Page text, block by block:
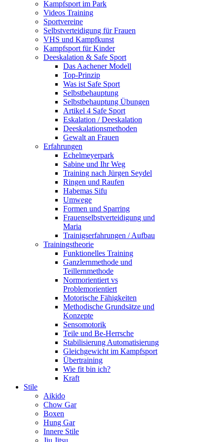
Kampfsport im Park
Videos Training
Sportvereine
Selbstverteidigung für Frauen
VHS und Kampfkunst
Kampfsport für Kinder
Deeskalation & Safe Sport
Das Aachener Modell
Top-Prinzip
Was ist Safe Sport
Selbstbehauptung
Selbstbehauptung Übungen
Artikel 4 Safe Sport
Eskalation / Deeskalation
Deeskalationsmethoden
Gewalt an Frauen
Erfahrungen
Echelmeyerpark
Sabine und Ihr Weg
Training nach Jürgen Seydel
Ringen und Raufen
Habemas Sifu
Umwege
Formen und Sparring
Frauenselbstverteidigung und
Maria
Trainigserfahrungen / Aufbau
Trainingstheorie
Funktionelles Training
Ganzlernmethode und
Teillernmethode
Normorientiert vs
Problemorientiert
Motorische Fähigkeiten
Methodische Grundsätze und
Konzepte
Sensomotorik
Teile und Be-Herrsche
Stabilisierung Automatisierung
Gleichgewicht im Kampfsport
Übertraining
Wie fit bin ich?
Kraft
Stile
Aikido
Chow Gar
Boxen
Hung Gar
Innere Stile
Jiu Jitsu